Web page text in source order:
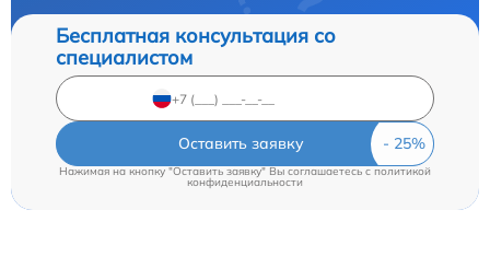
Бесплатная консультация со
специалистом
Оставить заявку
Нажимая на кнопку "Оставить заявку" Вы соглашаетесь c политикой
конфиденциальности